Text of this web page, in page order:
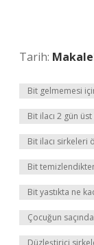
Tarih:
Bit gelmemesi
Bit ilacı 2 gün üst
Bit ilacı sirkeleri
Bit
Bit yastıkta ne
Çocuğun
Düzleştirici